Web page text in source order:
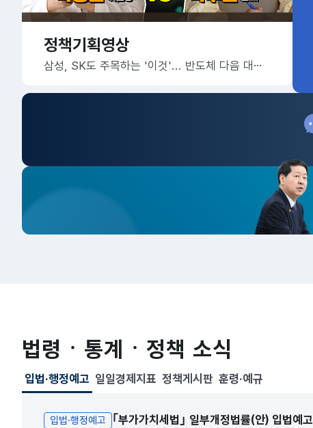
정책기획영상
삼성, SK도 주목하는 '이것'... 반도체 다음 대한민국의 미래 먹거리는?
법령ㆍ통계ㆍ정책 소식
입법·행정예고
선택됨
입법·행정예고
입법·행정예고 ｢부가가치세법｣ 일부개정법률(안) 입법예고
일일경제지표 정책게시판 훈령·예규